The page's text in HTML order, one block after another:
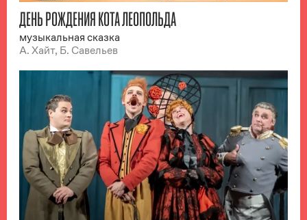
ДЕНЬ РОЖДЕНИЯ КОТА ЛЕОПОЛЬДА
музыкальная сказка
А. Хайт, Б. Савельев